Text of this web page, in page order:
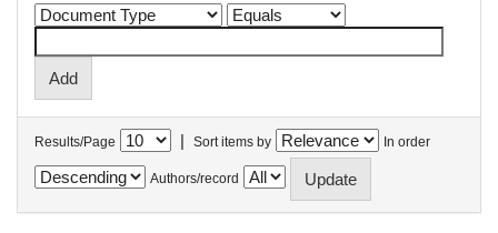
Results/Page | Sort items by In order
Authors/record